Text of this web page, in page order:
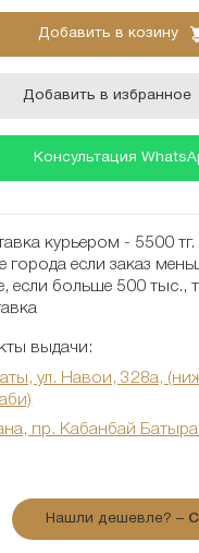
Добавить в козину
Добавить в избранное
Консультация
курьером - 5500
города если заказ
если больше 500 тыс.,
выдачи:
ул. Навои, 328а,
пр. Кабанбай
Нашли дешевле? –